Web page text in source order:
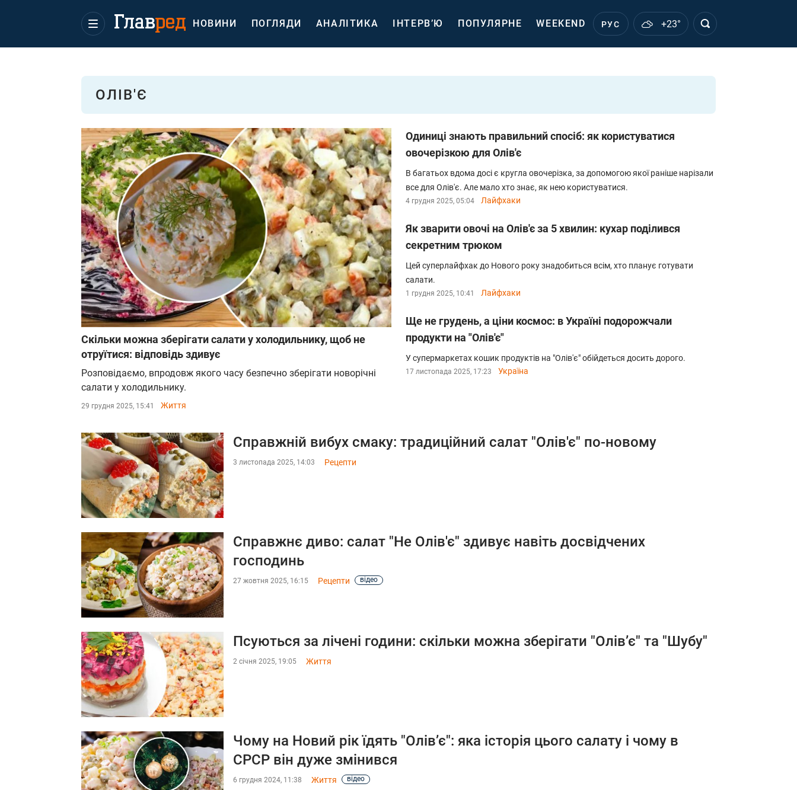
НОВИНИ ПОГЛЯДИ АНАЛІТИКА ІНТЕРВ’Ю ПОПУЛЯРНЕ WEEKEND РУС +23°
ОЛІВ'Є
Скільки можна зберігати салати у холодильнику, щоб не
отруїтися: відповідь здивує
Розповідаємо, впродовж якого часу безпечно зберігати новорічні
салати у холодильнику.
29 грудня 2025, 15:41 Життя
Одиниці знають правильний спосіб: як користуватися
овочерізкою для Олів'є
В багатьох вдома досі є кругла овочерізка, за допомогою якої раніше нарізали
все для Олів'є. Але мало хто знає, як нею користуватися.
4 грудня 2025, 05:04 Лайфхаки
Як зварити овочі на Олів'є за 5 хвилин: кухар поділився
секретним трюком
Цей суперлайфхак до Нового року знадобиться всім, хто планує готувати
салати.
1 грудня 2025, 10:41 Лайфхаки
Ще не грудень, а ціни космос: в Україні подорожчали
продукти на "Олів'є"
У супермаркетах кошик продуктів на "Олів'є" обійдеться досить дорого.
17 листопада 2025, 17:23 Україна
Справжній вибух смаку: традиційний салат "Олів'є" по-новому
3 листопада 2025, 14:03 Рецепти
Справжнє диво: салат "Не Олів'є" здивує навіть досвідчених
господинь
27 жовтня 2025, 16:15 Рецепти відео
Псуються за лічені години: скільки можна зберігати "Олів’є" та "Шубу"
2 січня 2025, 19:05 Життя
Чому на Новий рік їдять "Олів’є": яка історія цього салату і чому в
СРСР він дуже змінився
6 грудня 2024, 11:38 Життя відео